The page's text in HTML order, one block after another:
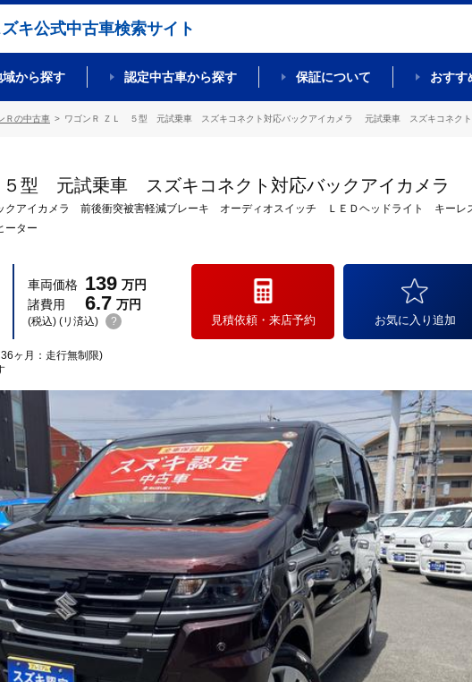
キ公式中古車検索サイト
域から探す 認定中古車から探す 保証について おすす
Ｒの中古車 ワゴンＲ ＺＬ ５型 元試乗車 スズキコネクト対応バックアイカメラ 元試乗車 スズキコネクト
型 元試乗車 スズキコネクト対応バックアイカメラ
クアイカメラ 前後衝突被害軽減ブレーキ オーディオスイッチ ＬＥＤヘッドライト キーレ
ーター
車両価格 139 万円
諸費用
6.7 万円
(税込) (リ済込) ?
ヶ月：走行無制限)
見積依頼・来店予約 お気に入り追加